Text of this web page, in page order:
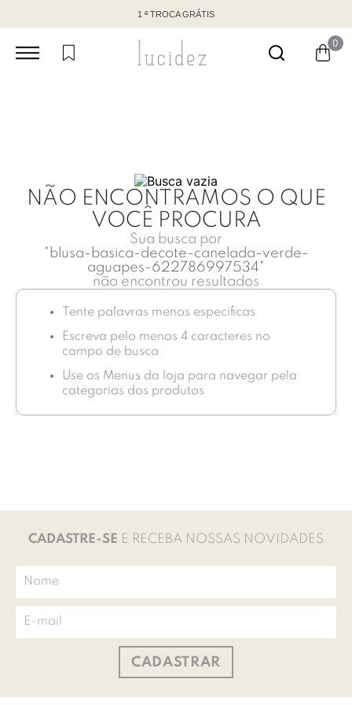
1 ª TROCA GRÁTIS
0
NÃO ENCONTRAMOS O QUE
VOCÊ PROCURA
Sua busca por
" blusa-basica-decote-canelada-verde-
aguapes-622786997534"
não encontrou resultados
Tente palavras menos especificas
Escreva pelo menos 4 caracteres no
campo de busca
Use os Menus da loja para navegar pela
categorias dos produtos
CADASTRE-SE E RECEBA NOSSAS NOVIDADES
CADASTRAR